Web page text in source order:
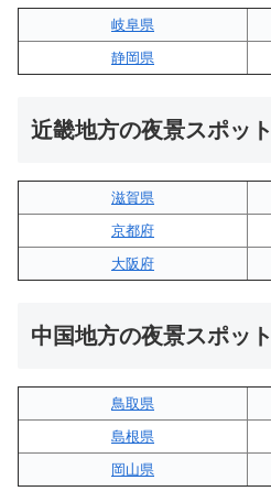
岐阜県
静岡県
近畿地方の夜景スポット
滋賀県
京都府
大阪府
中国地方の夜景スポット
鳥取県
島根県
岡山県